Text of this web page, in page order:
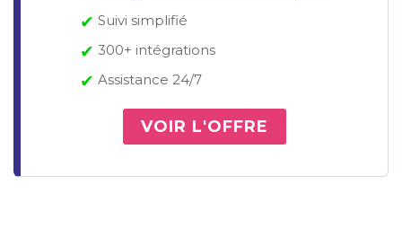
✔ Suivi simplifié
✔ 300+ intégrations
✔ Assistance 24/7
VOIR L'OFFRE